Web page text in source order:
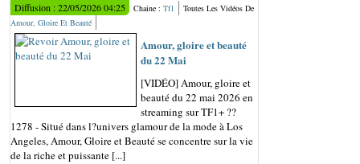
Diffusion : 22/05/2026 04:25 Chaine : Tf1
Toutes Les Vidéos De
Amour, Gloire Et Beauté
Amour, gloire et beauté
du 22 Mai
[VIDÉO] Amour, gloire et
beauté du 22 mai 2026 en
streaming sur TF1+ ??
1278 - Situé dans l?univers glamour de la mode à Los
Angeles, Amour, Gloire et Beauté se concentre sur la vie
de la riche et puissante [...]